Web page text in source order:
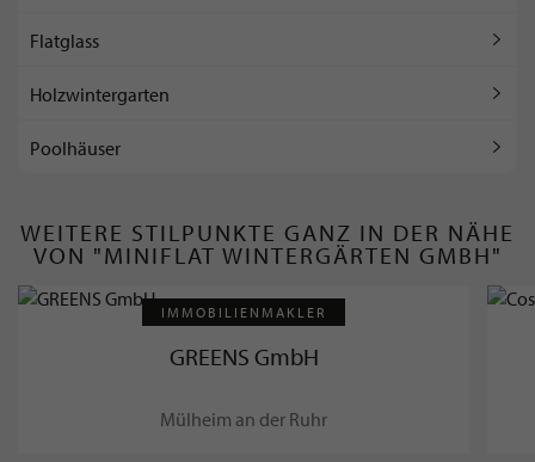
Flatglass
Holzwintergarten
Poolhäuser
WEITERE STILPUNKTE GANZ IN DER NÄHE
VON "MINIFLAT WINTERGÄRTEN GMBH"
IMMOBILIENMAKLER
GREENS GmbH
Mülheim an der Ruhr